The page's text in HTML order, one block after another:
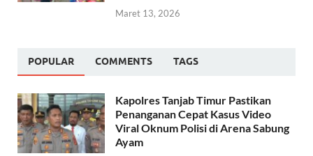
Maret 13, 2026
POPULAR COMMENTS TAGS
Kapolres Tanjab Timur Pastikan
Penanganan Cepat Kasus Video
Viral Oknum Polisi di Arena Sabung
Ayam